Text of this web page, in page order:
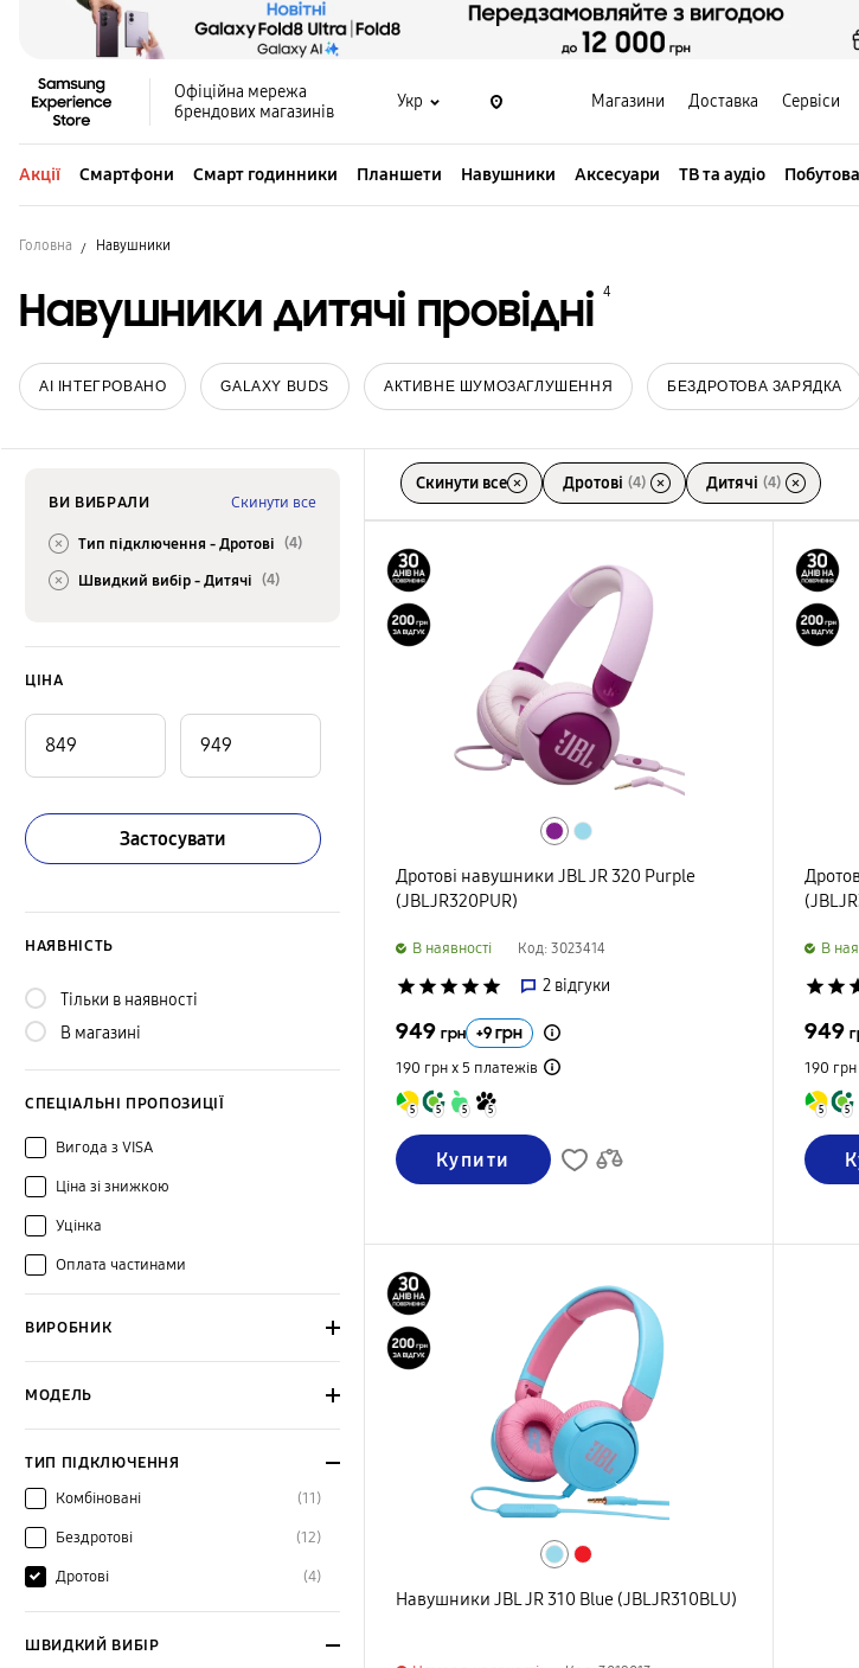
Офіційна мережа
брендових магазинів
Укр Магазини Доставка Сервіси
Акції Смартфони Смарт годинники Планшети Навушники Аксесуари ТВ та аудіо
Головна Навушники
Навушники дитячі провідні 4
AI ІНТЕГРОВАНО GALAXY BUDS АКТИВНЕ ШУМОЗАГЛУШЕННЯ БЕЗДРОТОВА ЗАРЯДКА
ВИ ВИБРАЛИ Скинути все
Тип підключення -Дротові (4)
Швидкий вибір -Дитячі (4)
ЦІНА
Застосувати
НАЯВНІСТЬ
Тільки в наявності
В магазині
СПЕЦІАЛЬНІ ПРОПОЗИЦІЇ
Вигода з VISA
Ціна зі знижкою
Уцінка
Оплата частинами
ВИРОБНИК
МОДЕЛЬ
ТИП ПІДКЛЮЧЕННЯ
Комбіновані
(11)
Бездротові (12)
Дротові (4)
ШВИДКИЙ ВИБІР
Скинути все Дротові (4) Дитячі (4)
Дротові навушники JBL JR 320 Purple
(JBLJR320PUR)
B наявності Код: 3023414
star star star star star 2 відгуки
949 грн +9грн
190 грн х 5 платежів
5 5 5 5
Купити
B
star star
949
190 грн
5 5
Навушники JBL JR 310 Blue (JBLJR310BLU)